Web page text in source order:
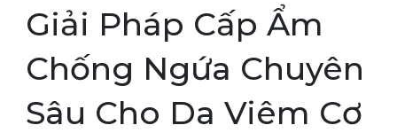
Giải Pháp Cấp Ẩm
Chống Ngứa Chuyên
Sâu Cho Da Viêm Cơ